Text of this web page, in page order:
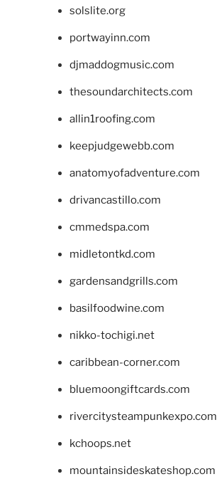
solslite.org
portwayinn.com
djmaddogmusic.com
thesoundarchitects.com
allin1roofing.com
keepjudgewebb.com
anatomyofadventure.com
drivancastillo.com
cmmedspa.com
midletontkd.com
gardensandgrills.com
basilfoodwine.com
nikko-tochigi.net
caribbean-corner.com
bluemoongiftcards.com
rivercitysteampunkexpo.com
kchoops.net
mountainsideskateshop.com